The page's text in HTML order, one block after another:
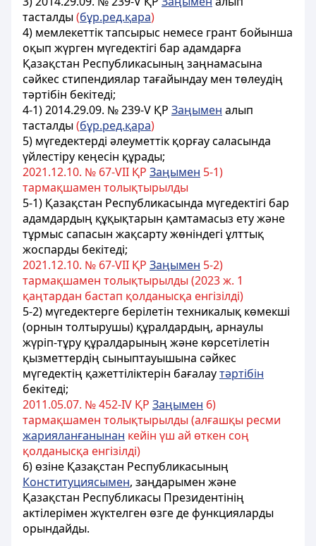
тасталды(бұр.ред.қара)
4) мемлекеттік тапсырыс немесе грант бойынша
оқып жүрген мүгедектігі бар адамдарға
Қазақстан Республикасының заңнамасына
сәйкес стипендиялар тағайындау мен төлеудiң
тәртібін бекiтедi;
4-1) 2014.29.09. № 239-V ҚР Заңымен алып
тасталды(бұр.ред.қара)
5) мүгедектердi әлеуметтiк қорғау саласында
үйлестiру кеңесiн құрады;
2021.12.10. № 67-VII ҚР Заңымен 5-1)
тармақшамен толықтырылды
5-1) Қазақстан Республикасында мүгедектігі бар
адамдардың құқықтарын қамтамасыз ету және
тұрмыс сапасын жақсарту жөніндегі ұлттық
жоспарды бекітеді;
2021.12.10. № 67-VII ҚР Заңымен 5-2)
тармақшамен толықтырылды (2023 ж. 1
қаңтардан бастап қолданысқа енгізілді)
5-2) мүгедектерге берілетін техникалық көмекші
(орнын толтырушы) құралдардың, арнаулы
жүріп-тұру құралдарының және көрсетілетін
қызметтердің сыныптауышына сәйкес
мүгедектің қажеттіліктерін бағалаутәртібін
бекітеді;
2011.05.07. № 452-IV ҚР Заңымен 6)
тармақшамен толықтырылды (алғашқы ресми
жарияланғанынан кейін үш ай өткен соң
қолданысқа енгізілді)
6) өзіне Қазақстан Республикасының
Конституциясымен, заңдарымен және
Қазақстан Республикасы Президентінің
актілерімен жүктелген өзге де функцияларды
орындайды.